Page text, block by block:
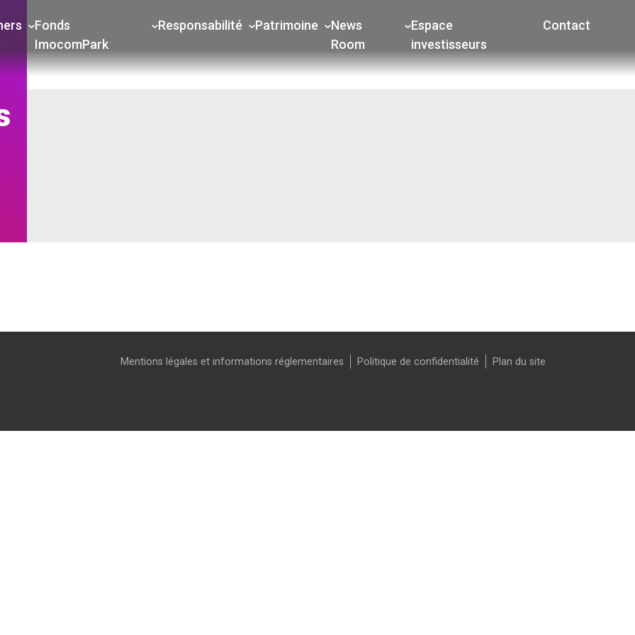
Fonds
ImocomPark
Responsabilité Patrimoine
News
Room
Espace
investisseurs
Contact
Mentions légales et informations réglementaires Politique de confidentialité Plan du site